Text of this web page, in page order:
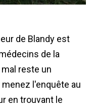
de Blandy est
de la
reste un
l'enquête au
en trouvant le